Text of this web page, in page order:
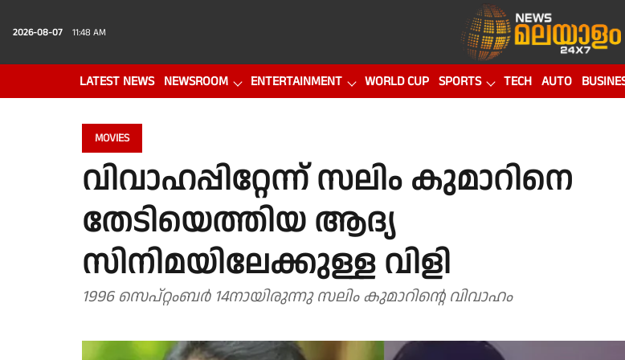
2026-08-07 11:48 AM
LATEST NEWS NEWSROOM ENTERTAINMENT WORLD CUP SPORTS TECH AUTO
MOVIES
വിവാഹപ്പിറ്റേന്ന് സലിം കുമാറിനെ
തേടിയെത്തിയ ആദ്യ
സിനിമയിലേക്കുള്ള വിളി
1996 സെപ്റ്റംബർ 14നായിരുന്നു സലിം കുമാറിന്റെ വിവാഹം